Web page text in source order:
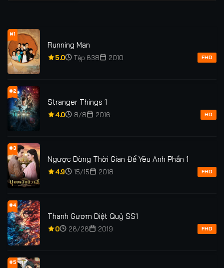
#1
Running Man
5.0 Tập 638 2010 FHD
#2
Stranger Things 1
4.0 8/8 2016 HD
#3
Ngược Dòng Thời Gian Để Yêu Anh Phần 1
4.9 15/15 2018 FHD
#4
Thanh Gươm Diệt Quỷ SS1
0 26/26 2019 FHD
#5